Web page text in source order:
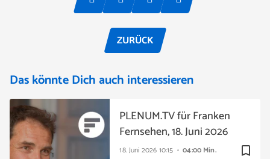
ZURÜCK
Das könnte Dich auch interessieren
bookmark_border
18. Juni 2026 10:15 04:00 Min.
PLENUM.TV für Franken
Fernsehen, 18. Juni 2026